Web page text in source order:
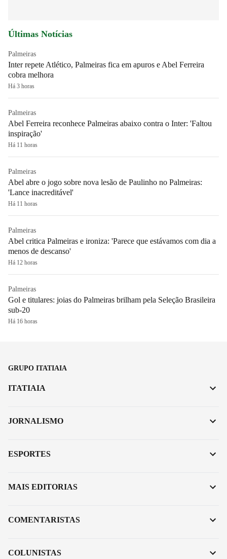
Últimas Notícias
Palmeiras
Inter repete Atlético, Palmeiras fica em apuros e Abel Ferreira
cobra melhora
Há 3 horas
Palmeiras
Abel Ferreira reconhece Palmeiras abaixo contra o Inter: 'Faltou
inspiração'
Há 11 horas
Palmeiras
Abel abre o jogo sobre nova lesão de Paulinho no Palmeiras:
'Lance inacreditável'
Há 11 horas
Palmeiras
Abel critica Palmeiras e ironiza: 'Parece que estávamos com dia a
menos de descanso'
Há 12 horas
Palmeiras
Gol e titulares: joias do Palmeiras brilham pela Seleção Brasileira
sub-20
Há 16 horas
GRUPO ITATIAIA
ITATIAIA
JORNALISMO
ESPORTES
MAIS EDITORIAS
COMENTARISTAS
COLUNISTAS